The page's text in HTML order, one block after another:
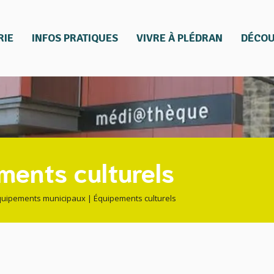
INFOS PRATIQUES VIVRE À PLÉDRAN
culturels
municipaux | Équipements culturels